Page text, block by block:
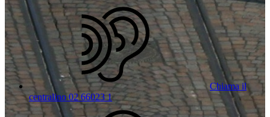
Chiama il
centralino 02 66023 1